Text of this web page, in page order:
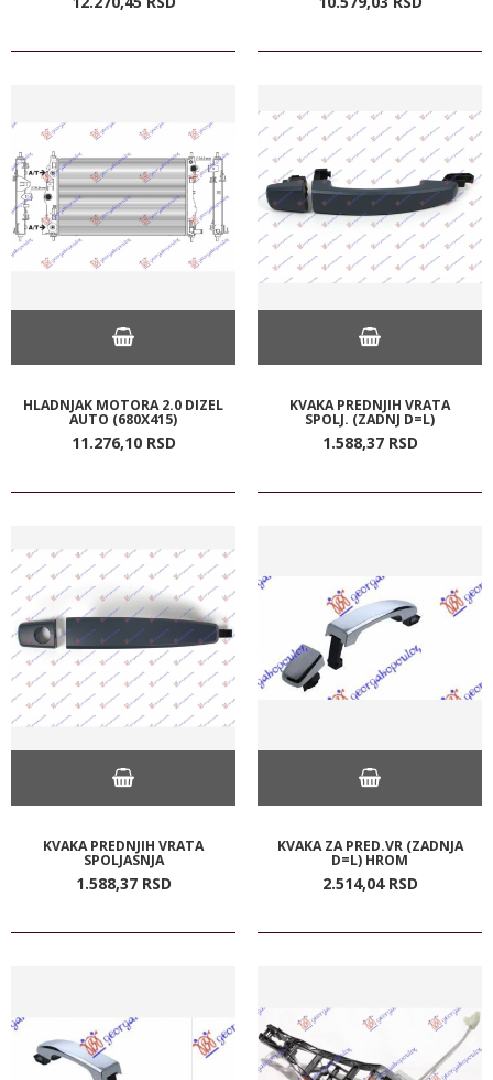
HLADNJAK MOTORA 2.0 DIZEL
AUTO (680X415)
11.276,10 RSD
KVAKA PREDNJIH VRATA
SPOLJ. (ZADNJ D=L)
1.588,37 RSD
KVAKA PREDNJIH VRATA
SPOLJASNJA
1.588,37 RSD
KVAKA ZA PRED.VR (ZADNJA
D=L) HROM
2.514,04 RSD